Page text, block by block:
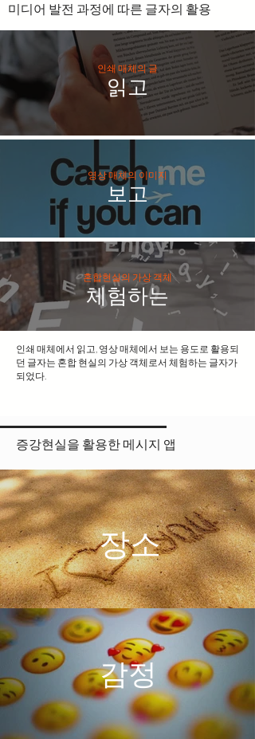
​미디어 발전 과정에 따른 글자의 활용
인쇄 매체의 글
읽고
영상 매체의 이미지
보고
혼합현실의 가상 객체
체험하는
​인쇄 매체에서 읽고, 영상 매체에서 보는 용도로 활용되
던 글자는 혼합 현실의 가상 객체로서 체험하는 글자가
되었다.
증강현실을 활용한 메시지 앱
장소
감정